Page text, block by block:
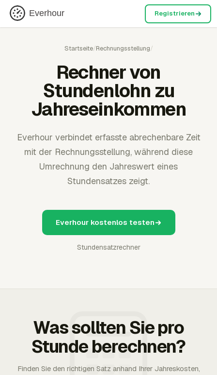
Everhour Registrieren
Startseite/Rechnungsstellung/
Rechner von
Stundenlohn zu
Jahreseinkommen
Everhour verbindet erfasste abrechenbare Zeit
mit der Rechnungsstellung, während diese
Umrechnung den Jahreswert eines
Stundensatzes zeigt.
Everhour kostenlos testen
Stundensatzrechner
Was sollten Sie pro
Stunde berechnen?
Finden Sie den richtigen Satz anhand Ihrer Jahreskosten,